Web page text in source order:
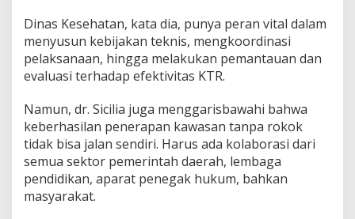
g
S
e
h
a
Dinas Kesehatan, kata dia, punya peran vital dalam
menyusun kebijakan teknis, mengkoordinasi
pelaksanaan, hingga melakukan pemantauan dan
evaluasi terhadap efektivitas KTR.
Namun, dr. Sicilia juga menggarisbawahi bahwa
keberhasilan penerapan kawasan tanpa rokok
tidak bisa jalan sendiri. Harus ada kolaborasi dari
semua sektor pemerintah daerah, lembaga
pendidikan, aparat penegak hukum, bahkan
masyarakat.